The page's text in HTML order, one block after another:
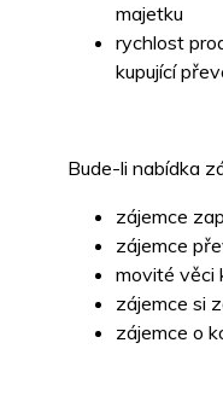
majetku
rychlost
kupující
Bude-li nabídka
zájemce
zájemce
movité věci
zájemce si
zájemce o